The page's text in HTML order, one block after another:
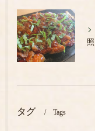
タグ Tags